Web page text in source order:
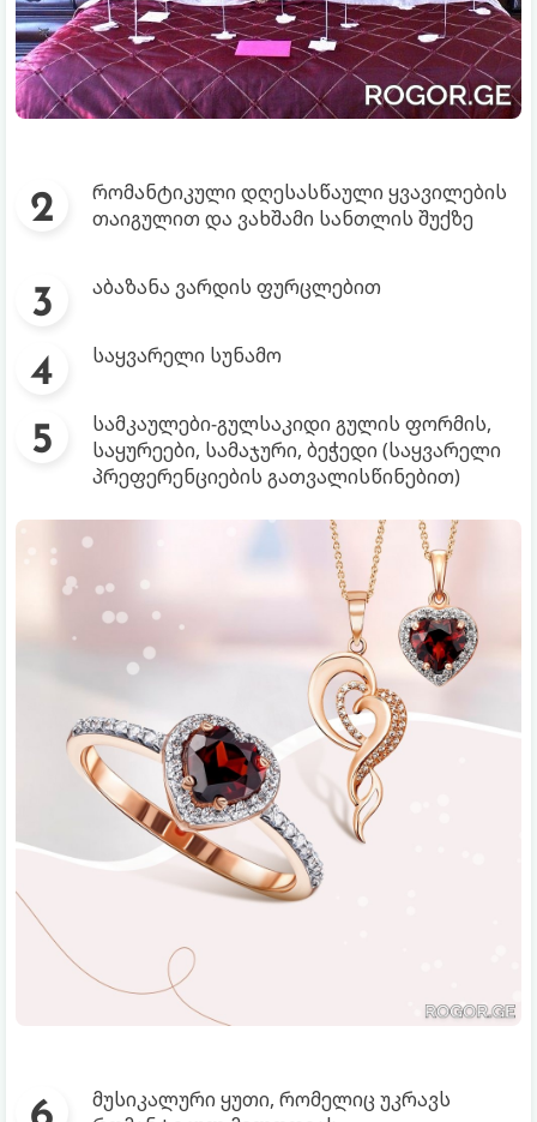
რომანტიკული დღესასწაული ყვავილების
თაიგულით და ვახშამი სანთლის შუქზე
აბაზანა ვარდის ფურცლებით
საყვარელი სუნამო
სამკაულები-გულსაკიდი გულის ფორმის,
საყურეები, სამაჯური, ბეჭედი (საყვარელი
პრეფერენციების გათვალისწინებით)
მუსიკალური ყუთი, რომელიც უკრავს